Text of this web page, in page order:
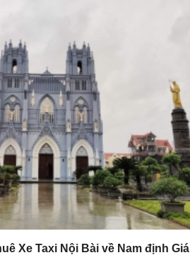
Xe Taxi Nội Bài về Nam định Giá